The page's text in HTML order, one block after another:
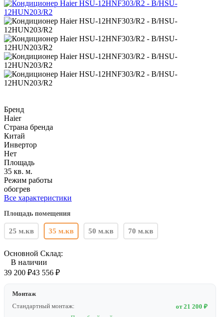
Бренд
Haier
Страна бренда
Китай
Инвертор
Нет
Площадь
35 кв. м.
Режим работы
обогрев
Все характеристики
Площадь помещения
25 м.кв 35 м.кв 50 м.кв 70 м.кв
Основной Склад:
В наличии
39 200 ₽43 556 ₽
Монтаж
Стандартный монтаж:
от 21 200 ₽